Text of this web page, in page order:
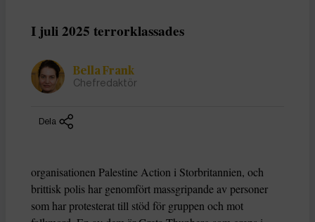
I juli 2025 terrorklassades
Bella Frank
Chefredaktör
Dela
organisationen Palestine Action i Storbritannien, och
brittisk polis har genomfört massgripande av personer
som har protesterat till stöd för gruppen och mot